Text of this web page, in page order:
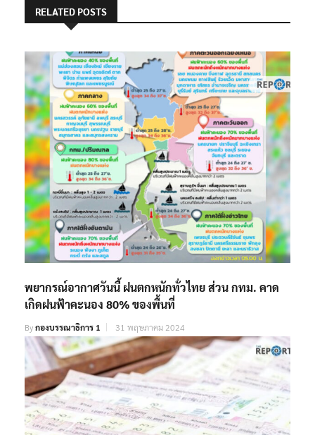
RELATED POSTS
พยากรณ์อากาศวันนี้ ฝนตกหนักทั่วไทย ส่วน กทม. คาด
เกิดฝนฟ้าคะนอง 80% ของพื้นที่
Byกองบรรณาธิการ 1 31 พฤษภาคม 2024